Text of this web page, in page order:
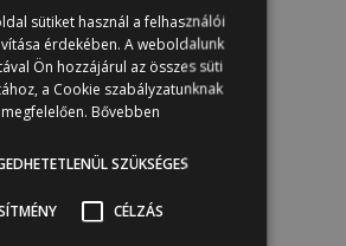
sütiket használ a felhasználói
érdekében. A weboldalunk
Ön hozzájárul az összes süti
a Cookie szabályzatunknak
megfelelően. Bővebben
SZÜKSÉGES
CÉLZÁS